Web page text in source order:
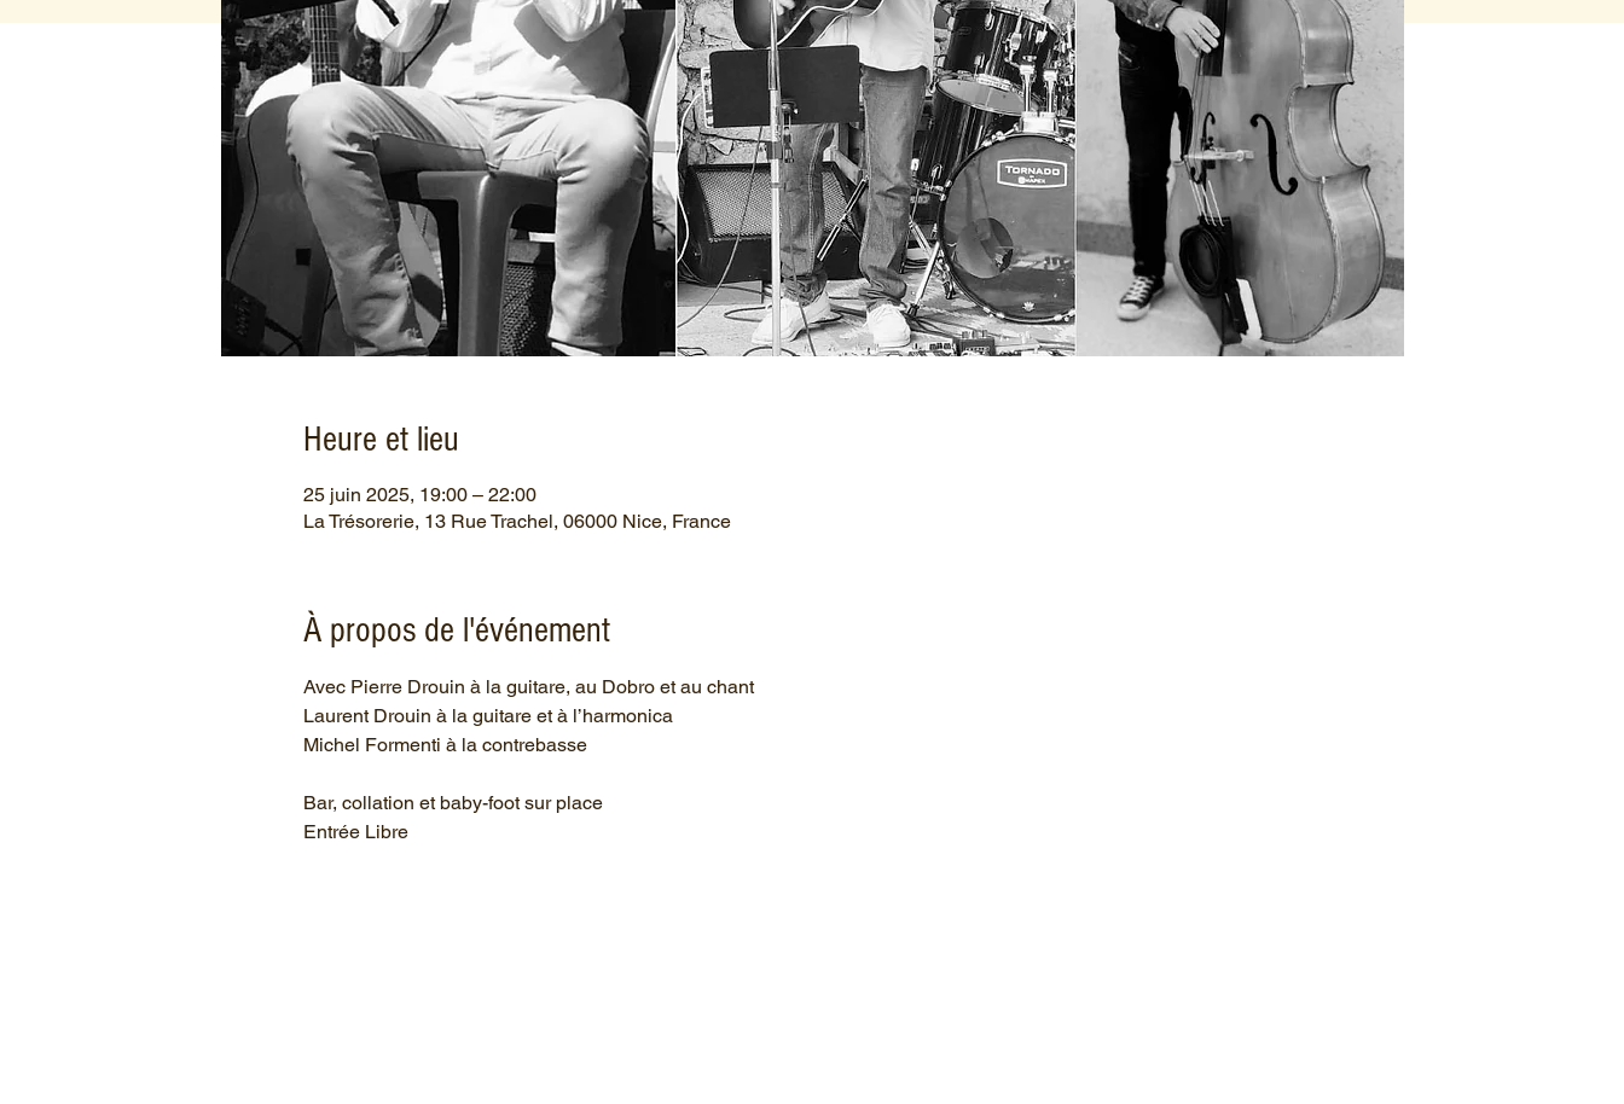
Heure et lieu
25 juin 2025, 19:00 – 22:00
La Trésorerie, 13 Rue Trachel, 06000 Nice, France
À propos de l'événement
Avec Pierre Drouin à la guitare, au Dobro et au chant
Laurent Drouin à la guitare et à l’harmonica
Michel Formenti à la contrebasse
Bar, collation et baby-foot sur place
Entrée Libre